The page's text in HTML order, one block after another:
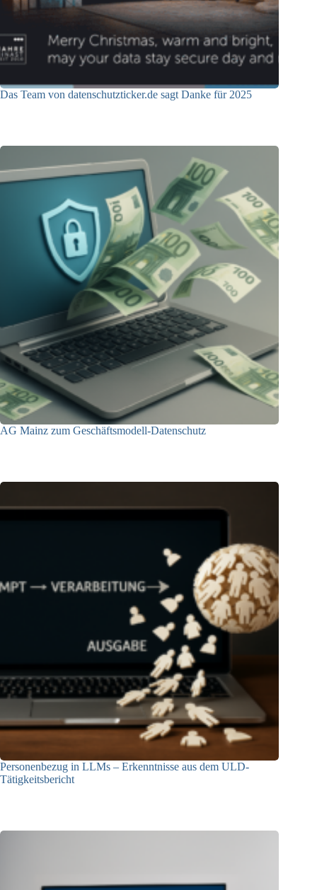
Das Team von datenschutzticker.de sagt Danke für 2025
AG Mainz zum Geschäftsmodell-Datenschutz
Personenbezug in LLMs – Erkenntnisse aus dem ULD-
Tätigkeitsbericht